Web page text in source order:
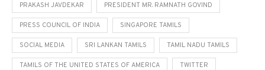
PRAKASH JAVDEKAR PRESIDENT MR. RAMNATH GOVIND
PRESS COUNCIL OF INDIA SINGAPORE TAMILS
SOCIAL MEDIA SRI LANKAN TAMILS TAMIL NADU TAMILS
TAMILS OF THE UNITED STATES OF AMERICA TWITTER